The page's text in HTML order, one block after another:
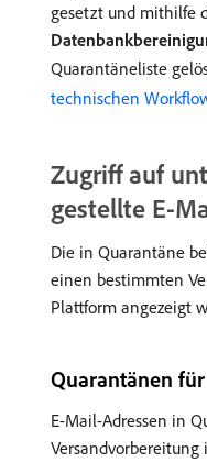
gesetzt und mithilfe
Quarantäneliste
technischen
Zugriff auf
gestellte E-
Die in Quarantäne
einen bestimmten
Plattform angezeigt
Quarantänen
E-Mail-Adressen in
Versandvorbereitung